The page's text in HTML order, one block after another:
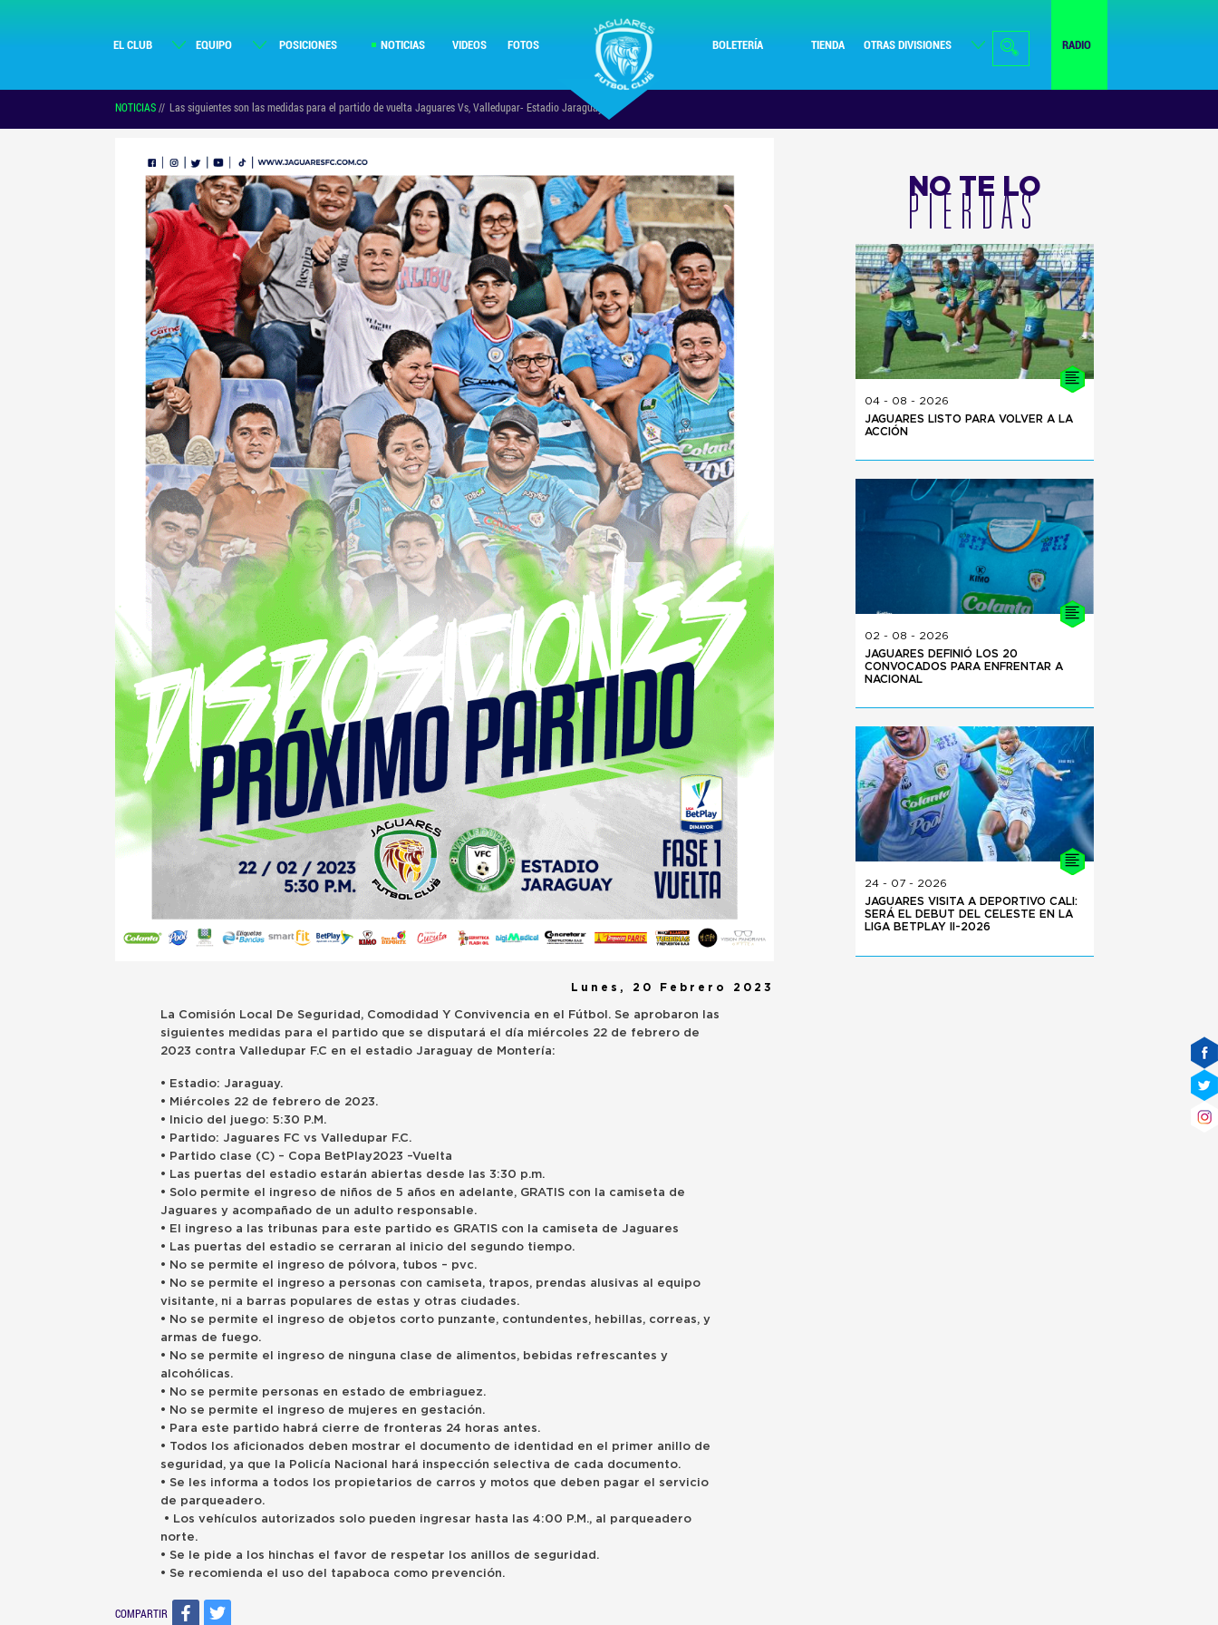
contenido
EL CLUB EQUIPO POSICIONES NOTICIAS VIDEOS FOTOS BOLETERÍA TIENDA OTRAS DIVISIONES RADIO
NOTICIAS// Las siguientes son las medidas para el partido de vuelta Jaguares Vs, Valledupar- Estadio Jaraguay
Lunes, 20 Febrero 2023
La Comisión Local De Seguridad, Comodidad Y Convivencia en el Fútbol. Se aprobaron las
siguientes medidas para el partido que se disputará el día miércoles 22 de febrero de
2023 contra Valledupar F.C en el estadio Jaraguay de Montería:
• Estadio: Jaraguay.
• Miércoles 22 de febrero de 2023.
• Inicio del juego: 5:30 P.M.
• Partido: Jaguares FC vs Valledupar F.C.
• Partido clase (C) – Copa BetPlay2023 –Vuelta
• ‎Las puertas del estadio estarán abiertas desde las 3:30 p.m.
• Solo permite el ingreso de niños de 5 años en adelante, GRATIS con la camiseta de
Jaguares y acompañado de un adulto responsable.
• El ingreso a las tribunas para este partido es GRATIS con la camiseta de Jaguares
• Las puertas del estadio se cerraran al inicio del segundo tiempo.
• No se permite el ingreso de pólvora, tubos – pvc.
• No se permite el ingreso a personas con camiseta, trapos, prendas alusivas al equipo
visitante, ni a barras populares de estas y otras ciudades.
• No se permite el ingreso de objetos corto punzante, contundentes, hebillas, correas, y
armas de fuego.
• No se permite el ingreso de ninguna clase de alimentos, bebidas refrescantes y
alcohólicas.
• No se permite personas en estado de embriaguez.
• No se permite el ingreso de mujeres en gestación.
• Para este partido habrá cierre de fronteras 24 horas antes.
• Todos los aficionados deben mostrar el documento de identidad en el primer anillo de
seguridad, ya que la Policía Nacional hará inspección selectiva de cada documento.
• Se les informa a todos los propietarios de carros y motos que deben pagar el servicio
de parqueadero.
• Los vehículos autorizados solo pueden ingresar hasta las 4:00 P.M., al parqueadero
norte.
• Se le pide a los hinchas el favor de respetar los anillos de seguridad.
• Se recomienda el uso del tapaboca como prevención.
COMPARTIR
NO TE LO
PIERDAS
04 - 08 - 2026
JAGUARES LISTO PARA VOLVER A LA
ACCIÓN
02 - 08 - 2026
JAGUARES DEFINIÓ LOS 20
CONVOCADOS PARA ENFRENTAR A
NACIONAL
24 - 07 - 2026
JAGUARES VISITA A DEPORTIVO CALI:
SERÁ EL DEBUT DEL CELESTE EN LA
LIGA BETPLAY II-2026